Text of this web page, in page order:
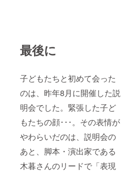
最後に
子どもたちと初めて会った
のは、昨年8月に開催した説
明会でした。緊張した子ど
もたちの顔･･･。その表情が
やわらいだのは、説明会の
あと、脚本・演出家である
木暮さんのリードで「表現